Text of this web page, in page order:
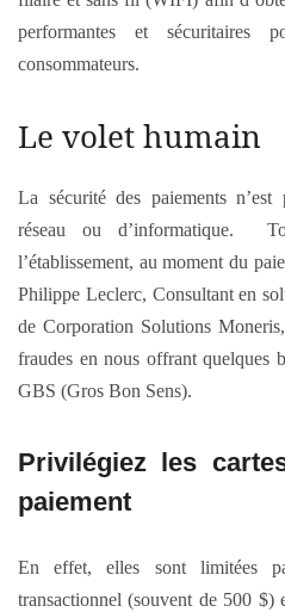
performantes et sécuritaires
consommateurs.
Le volet humain
La sécurité des paiements
réseau ou d’informatique.
l’établissement, au moment du
Philippe Leclerc, Consultant en
de Corporation Solutions
fraudes en nous offrant quelques
GBS (Gros Bon Sens).
Privilégiez les
paiement
En effet, elles sont limitées
transactionnel (souvent de 500 $)